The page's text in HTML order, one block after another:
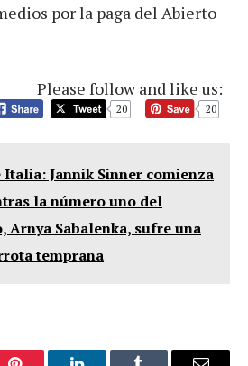
por la paga del Abierto
Please follow and like us:
20 20
Jannik Sinner comienza
la número uno del
Arnya Sabalenka, sufre una
temprana